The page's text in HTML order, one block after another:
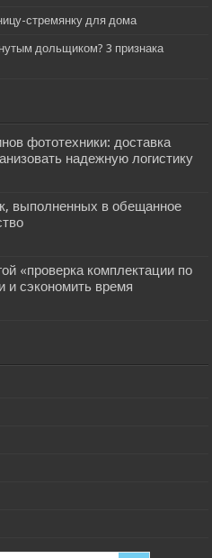
стремянку для дома
дольщиком? 3 признака
фототехники: доставка
надежную логистику
выполненных в обещанное
«проверка комплектации по
и сэкономить время